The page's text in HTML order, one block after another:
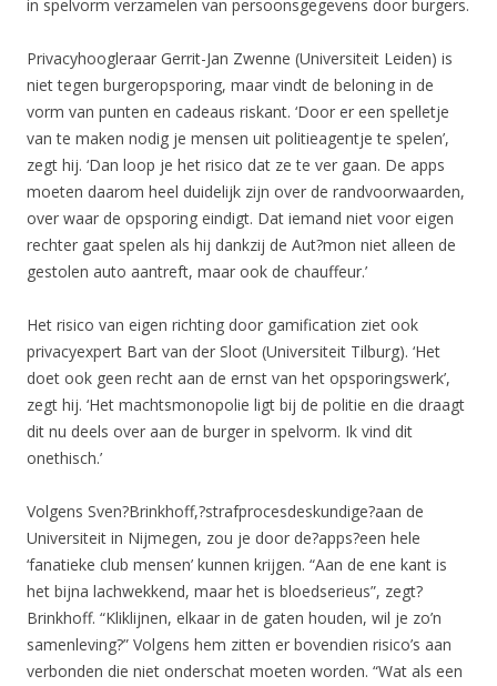
in spelvorm verzamelen van persoonsgegevens door burgers.
Privacyhoogleraar Gerrit-Jan Zwenne (Universiteit Leiden) is
niet tegen burgeropsporing, maar vindt de beloning in de
vorm van punten en cadeaus riskant. ‘Door er een spelletje
van te maken nodig je mensen uit politieagentje te spelen’,
zegt hij. ‘Dan loop je het risico dat ze te ver gaan. De apps
moeten daarom heel duidelijk zijn over de randvoorwaarden,
over waar de opsporing eindigt. Dat iemand niet voor eigen
rechter gaat spelen als hij dankzij de Aut?mon niet alleen de
gestolen auto aantreft, maar ook de chauffeur.’
Het risico van eigen richting door gamification ziet ook
privacyexpert Bart van der Sloot (Universiteit Tilburg). ‘Het
doet ook geen recht aan de ernst van het opsporingswerk’,
zegt hij. ‘Het machtsmonopolie ligt bij de politie en die draagt
dit nu deels over aan de burger in spelvorm. Ik vind dit
onethisch.’
Volgens Sven?Brinkhoff,?strafprocesdeskundige?aan de
Universiteit in Nijmegen, zou je door de?apps?een hele
‘fanatieke club mensen’ kunnen krijgen. “Aan de ene kant is
het bijna lachwekkend, maar het is bloedserieus”, zegt?
Brinkhoff. “Kliklijnen, elkaar in de gaten houden, wil je zo’n
samenleving?” Volgens hem zitten er bovendien risico’s aan
verbonden die niet onderschat moeten worden. “Wat als een